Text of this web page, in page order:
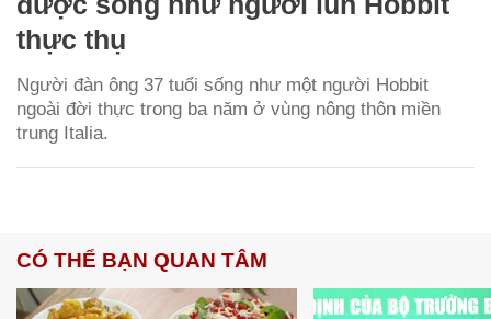
thực thụ
Người đàn ông 37 tuổi sống như một người Hobbit
ngoài đời thực trong ba năm ở vùng nông thôn miền
trung Italia.
CÓ THỂ BẠN QUAN TÂM